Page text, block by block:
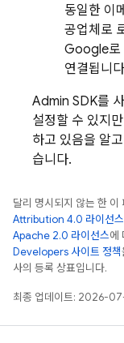
동일한 이
공업체로
Google로
연결됩니
Admin SDK를
설정할 수 있지
하고 있음을 알
습니다.
달리 명시되지 않는 한 이
Attribution 4.0 라이선스
Apache 2.0 라이선스에
Developers 사이트 정책
사의 등록 상표입니다.
최종 업데이트: 2026-